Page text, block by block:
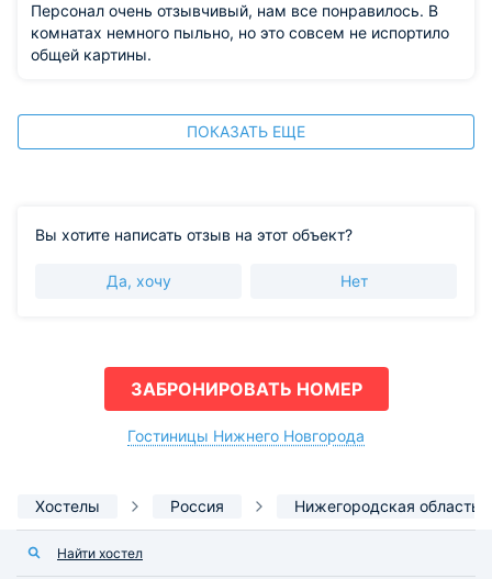
Персонал очень отзывчивый, нам все понравилось. В
комнатах немного пыльно, но это совсем не испортило
общей картины.
ПОКАЗАТЬ ЕЩЕ
Вы хотите написать отзыв на этот объект?
Да, хочу Нет
ЗАБРОНИРОВАТЬ НОМЕР
Гостиницы Нижнего Новгорода
Хостелы Россия Нижегородская область
Найти хостел